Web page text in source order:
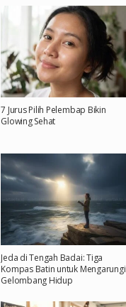
7 Jurus Pilih Pelembap Bikin
Glowing Sehat
Jeda di Tengah Badai: Tiga
Kompas Batin untuk Mengarungi
Gelombang Hidup